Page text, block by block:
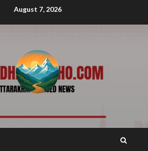
August 7, 2026